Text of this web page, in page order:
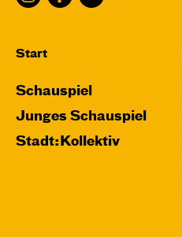
Start
Schauspiel
Junges Schauspiel
Stadt:Kollektiv